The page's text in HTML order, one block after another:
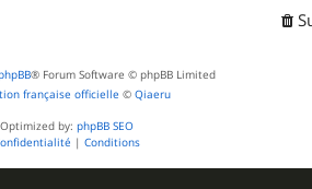
® Forum Software © phpBB Limited
française officielle © Qiaeru
Optimized by: phpBB SEO
| Conditions